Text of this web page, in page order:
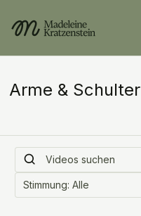
Arme & Schulter